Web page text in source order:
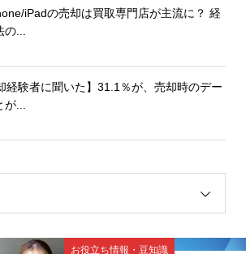
iPadの売却は買取専門店が主流に？ 経
...
経験者に聞いた】31.1％が、売却時のデー
...
お役立ち情報・豆知識